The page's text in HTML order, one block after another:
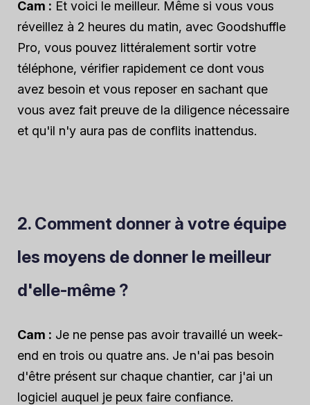
Cam : Et voici le meilleur. Même si vous vous
réveillez à 2 heures du matin, avec Goodshuffle
Pro, vous pouvez littéralement sortir votre
téléphone, vérifier rapidement ce dont vous
avez besoin et vous reposer en sachant que
vous avez fait preuve de la diligence nécessaire
et qu'il n'y aura pas de conflits inattendus.
2. Comment donner à votre équipe
les moyens de donner le meilleur
d'elle-même ?
Cam : Je ne pense pas avoir travaillé un week-
end en trois ou quatre ans. Je n'ai pas besoin
d'être présent sur chaque chantier, car j'ai un
logiciel auquel je peux faire confiance.